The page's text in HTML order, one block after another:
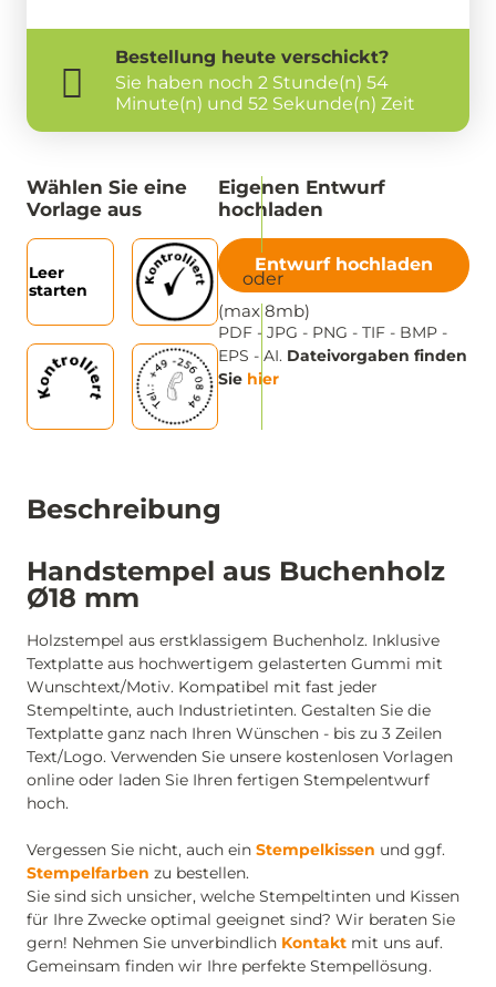
Beschreibung
Handstempel aus Buchenholz
Ø18 mm
Holzstempel aus erstklassigem Buchenholz. Inklusive
Textplatte aus hochwertigem gelasterten Gummi mit
Wunschtext/Motiv. Kompatibel mit fast jeder
Stempeltinte, auch Industrietinten. Gestalten Sie die
Textplatte ganz nach Ihren Wünschen - bis zu 3 Zeilen
Text/Logo. Verwenden Sie unsere kostenlosen Vorlagen
online oder laden Sie Ihren fertigen Stempelentwurf
hoch.
Vergessen Sie nicht, auch ein Stempelkissen und ggf.
Stempelfarben zu bestellen.
Sie sind sich unsicher, welche Stempeltinten und Kissen
für Ihre Zwecke optimal geeignet sind? Wir beraten Sie
gern! Nehmen Sie unverbindlich Kontakt mit uns auf.
Gemeinsam finden wir Ihre perfekte Stempellösung.
Bestellung heute verschickt?
Sie haben noch 2 Stunde(n) 54
Minute(n) und 51 Sekunde(n) Zeit
Wählen Sie eine
Vorlage aus
Leer
starten
Eigenen Entwurf
hochladen
Entwurf hochladen
(max 8mb)
PDF - JPG - PNG - TIF - BMP -
EPS - AI. Dateivorgaben finden
Sie hier